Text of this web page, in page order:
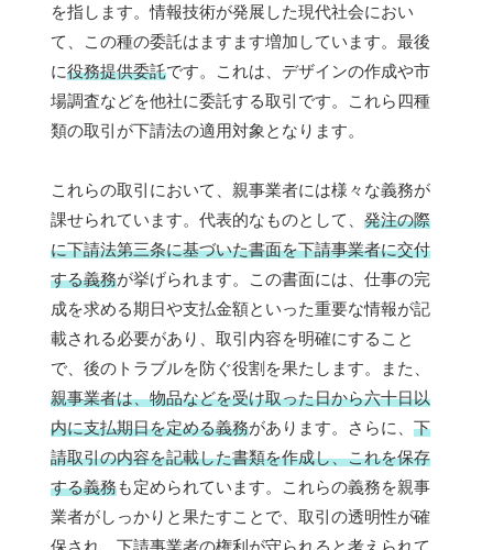
を指します。情報技術が発展した現代社会におい
て、この種の委託はますます増加しています。最後
に役務提供委託です。これは、デザインの作成や市
場調査などを他社に委託する取引です。これら四種
類の取引が下請法の適用対象となります。
これらの取引において、親事業者には様々な義務が
課せられています。代表的なものとして、 発注の際
に下請法第三条に基づいた書面を下請事業者に交付
する義務が挙げられます。この書面には、仕事の完
成を求める期日や支払金額といった重要な情報が記
載される必要があり、取引内容を明確にすること
で、後のトラブルを防ぐ役割を果たします。また、
親事業者は、物品などを受け取った日から六十日以
内に支払期日を定める義務があります。さらに、 下
請取引の内容を記載した書類を作成し、これを保存
する義務も定められています。これらの義務を親事
業者がしっかりと果たすことで、取引の透明性が確
保され、下請事業者の権利が守られると考えられて